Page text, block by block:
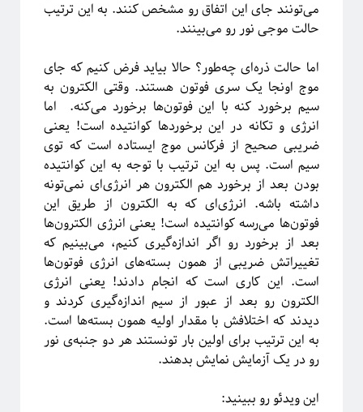
فیزیک هسته‌ای
فیزیکدانان ایرانی
معرفی کتاب
مکانیک آماری
نجوم
هوش مصنوعی
چندرسانه
کرونا
کوانتوم
کیهان شناسی
اطلاعات
ورود
خوراک ورودی‌ها
خوراک دیدگاه‌ها
وردپرس
می‌تونند جای این اتفاق رو مشخص کنند. به این ترتیب
حالت موجی نور رو می‌بینند.
اما حالت ذره‌ای چه‌طور؟ حالا بیاید فرض کنیم که جای
موج اونجا یک سری فوتون هستند. وقتی الکترون به
سیم برخورد کنه با این فوتون‌ها برخورد می‌کنه. اما
انرژی و تکانه در این برخوردها کوانتیده است! یعنی
ضریبی صحیح از فرکانس موج ایستاده است که توی
سیم است. پس به این ترتیب با توجه به این کوانتیده
بودن بعد از برخورد هم الکترون هر انرژی‌ای نمی‌تونه
داشته باشه. انرژی‌ای که به الکترون از طریق این
فوتون‌ها می‌رسه کوانتیده است! یعنی انرژی الکترون‌ها
بعد از برخورد رو اگر اندازه‌گیری کنیم، می‌بینیم که
تغییراتش ضریبی از همون بسته‌های انرژی فوتون‌ها
است. این کاری است که انجام دادند! یعنی انرژی
الکترون رو بعد از عبور از سیم اندازه‌گیری کردند و
دیدند که اختلافش با مقدار اولیه همون بسته‌ها است.
به این ترتیب برای اولین بار تونستند هر دو جنبه‌ی نور
رو در یک آزمایش نمایش بدهند.
این ویدئو رو ببینید: